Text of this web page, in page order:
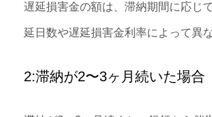
遅延損害金の額は、滞納期間に応じ
延日数や遅延損害金利率によって異
2:滞納が2〜3ヶ月続いた場合